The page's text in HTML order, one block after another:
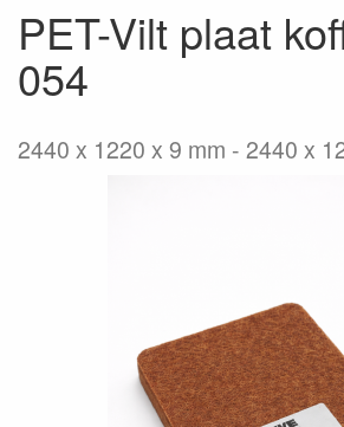
PET-Vilt plaat
054
2440 x 1220 x 9 mm 2440 x